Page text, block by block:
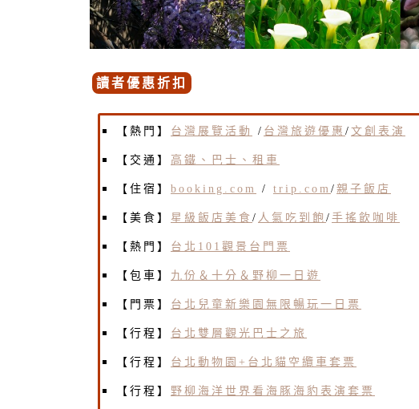
讀者優惠折扣
【熱門】 台灣展覽活動 / 台灣旅遊優惠 / 文創表演
【交通】 高鐵、巴士、租車
【住宿】 booking.com / trip.com / 親子飯店
【美食】 星級飯店美食 / 人氣吃到飽 / 手搖飲咖啡
【熱門】 台北101觀景台門票
【包車】 九份＆十分＆野柳一日遊
【門票】 台北兒童新樂園無限暢玩一日票
【行程】 台北雙層觀光巴士之旅
【行程】 台北動物園+台北貓空纜車套票
【行程】 野柳海洋世界看海豚海豹表演套票